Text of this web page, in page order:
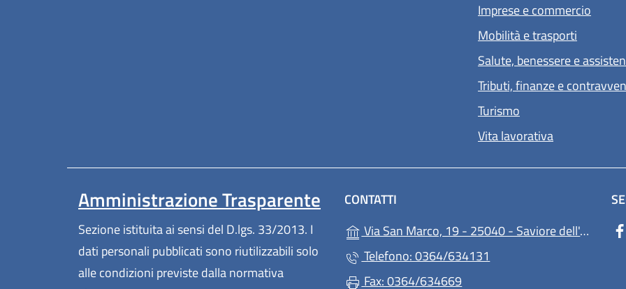
Imprese e commercio
Mobilità e trasporti
Salute, benessere e
Tributi, finanze e
Turismo
Vita lavorativa
Amministrazione Trasparente
Sezione istituita ai sensi del D.lgs. 33/2013. I
dati personali pubblicati sono riutilizzabili solo
alle condizioni previste dalla normativa
CONTATTI
Via San Marco, 19 - 25040 - Saviore dell'Adamello (BS)
Telefono: 0364/634131
Fax: 0364/634669